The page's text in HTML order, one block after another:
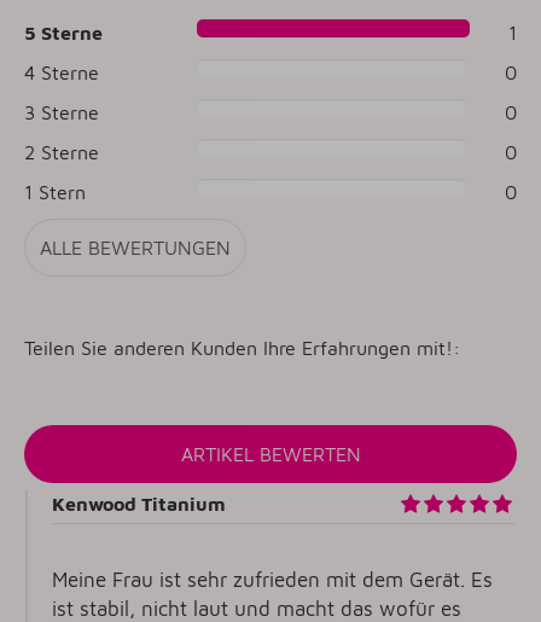
5 Sterne
1
4 Sterne
0
3 Sterne
0
2 Sterne
0
1 Stern
0
ALLE BEWERTUNGEN
Teilen Sie anderen Kunden Ihre Erfahrungen mit!:
Kenwood Titanium
Meine Frau ist sehr zufrieden mit dem Gerät. Es
ist stabil, nicht laut und macht das wofür es